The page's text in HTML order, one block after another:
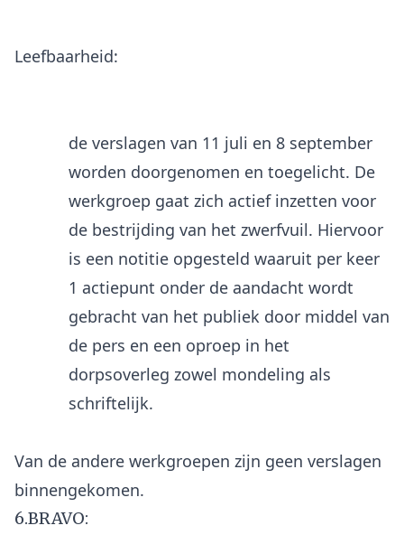
Leefbaarheid:
de verslagen van 11 juli en 8 september
worden doorgenomen en toegelicht. De
werkgroep gaat zich actief inzetten voor
de bestrijding van het zwerfvuil. Hiervoor
is een notitie opgesteld waaruit per keer
1 actiepunt onder de aandacht wordt
gebracht van het publiek door middel van
de pers en een oproep in het
dorpsoverleg zowel mondeling als
schriftelijk.
Van de andere werkgroepen zijn geen verslagen
6.BRAVO: